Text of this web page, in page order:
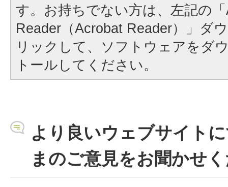
す。お持ちでない方は、左記の
Reader（Acrobat Reader）」ダ
リックして、ソフトウェアをダ
トールしてください。
より良いウェブサイト
まのご意見をお聞かせ